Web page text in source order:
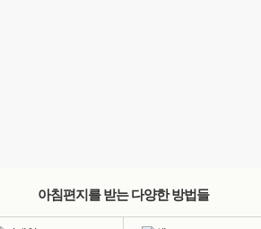
아침편지를 받는 다양한 방법들